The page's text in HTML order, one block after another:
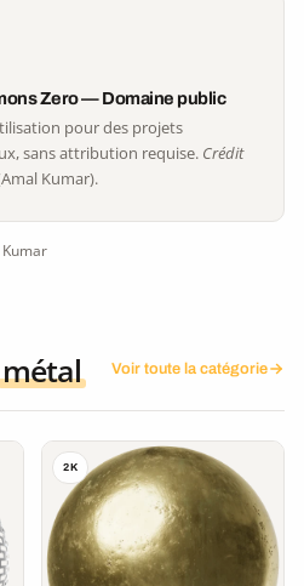
Zero — Domaine public
pour des projets
sans attribution requise. Crédit
Kumar).
Kumar
métal Voir toute la catégorie
2K